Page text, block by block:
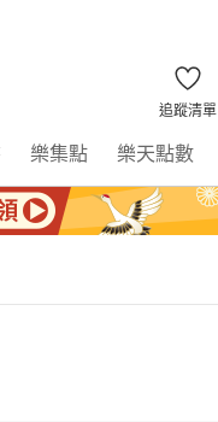
追蹤清單
樂集點 樂天點數